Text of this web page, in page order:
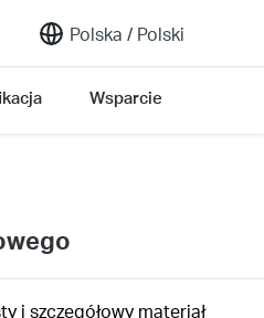
Polska / Polski
Wsparcie
i szczegółowy materiał